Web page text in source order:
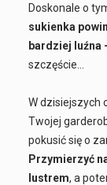
Doskonale o
sukienka
bardziej luźna
szczęście...
W dzisiejszych
Twojej
pokusić się o
Przymierzyć
lustrem, a